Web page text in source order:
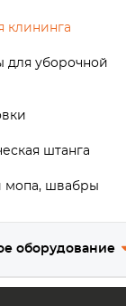
клининга
для уборочной
штанга
мопа, швабры
таблички
оборудование